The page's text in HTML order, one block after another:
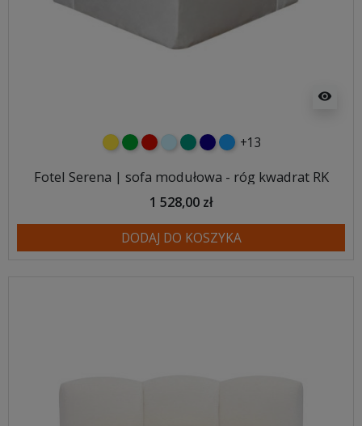
visibility
żółtyzielonyczerwony
błękitnyturkusowy
granatowy
niebieski
+13
Fotel Serena | sofa modułowa - róg kwadrat RK
1 528,00 zł
DODAJ DO KOSZYKA